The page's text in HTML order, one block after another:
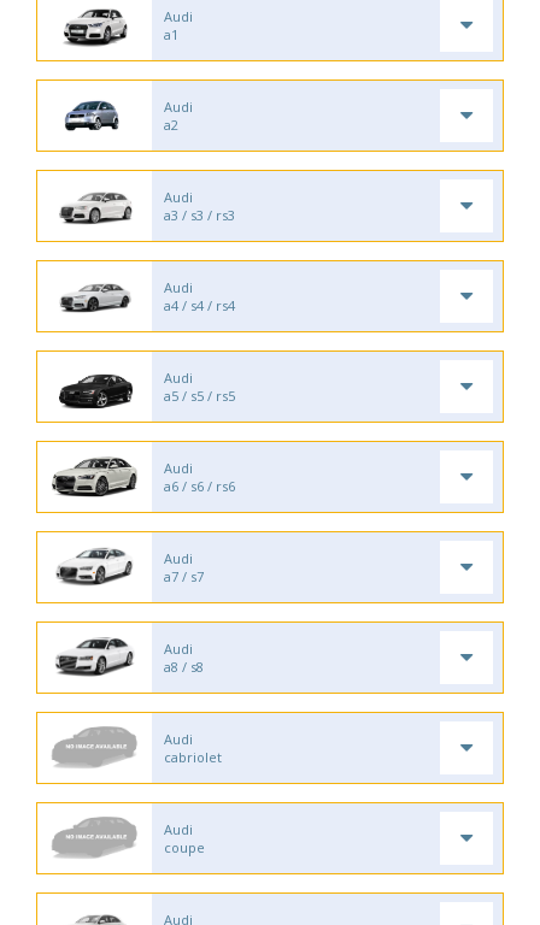
Audi
a1
Audi
a2
Audi
a3 / s3 / rs3
Audi
a4 / s4 / rs4
Audi
a5 / s5 / rs5
Audi
a6 / s6 / rs6
Audi
a7 / s7
Audi
a8 / s8
Audi
cabriolet
Audi
coupe
Audi